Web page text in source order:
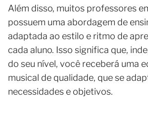
Além disso, muitos professores
possuem uma abordagem de
adaptada ao estilo e ritmo de
cada aluno. Isso significa que,
do seu nível, você receberá uma
musical de qualidade, que se
necessidades e objetivos.